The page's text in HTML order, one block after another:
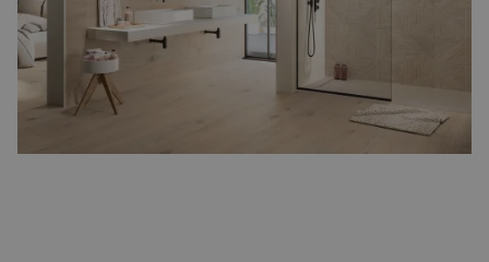
tegels om uw badkamer een natuurlijke en sfeervolle uitstraling
te geven.